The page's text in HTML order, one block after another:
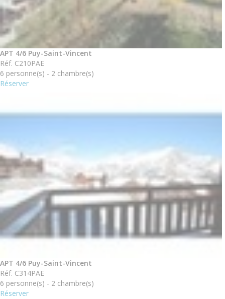
APT 4/6 Puy-Saint-Vincent
Réf. C210PAE
6 personne(s) - 2 chambre(s)
Réserver
APT 4/6 Puy-Saint-Vincent
Réf. C314PAE
6 personne(s) - 2 chambre(s)
Réserver